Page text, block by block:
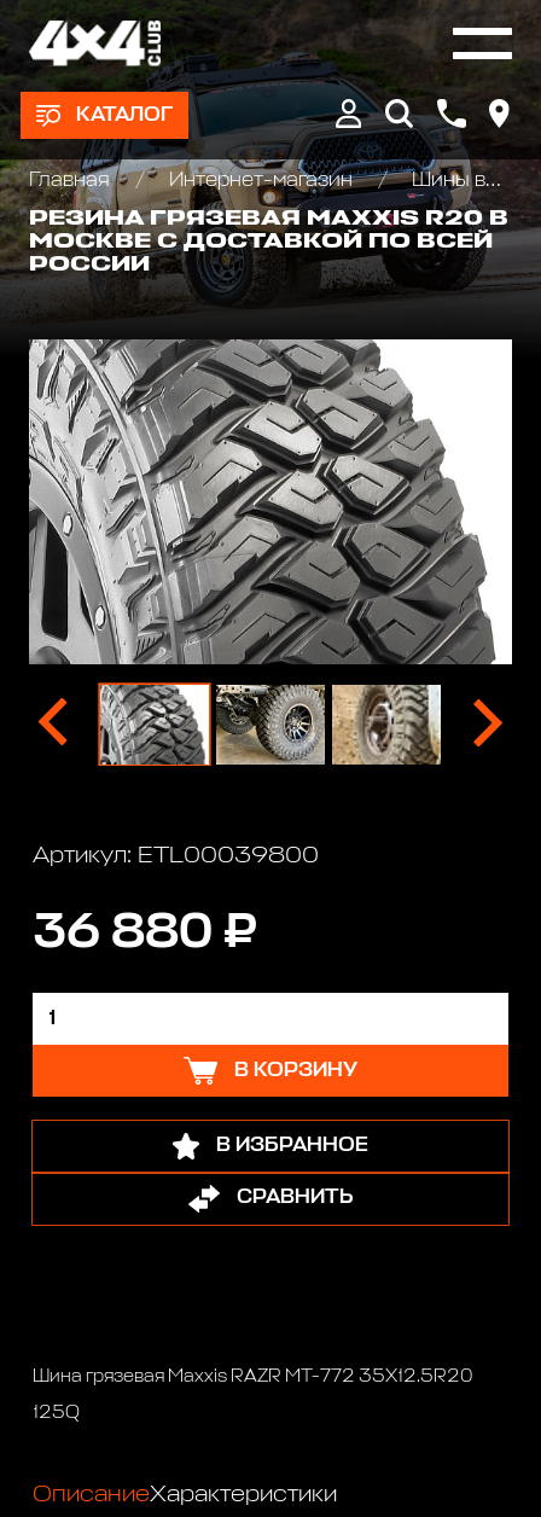
КАТАЛОГ
Главная Интернет-магазин
Шины всесезонные внедорожные
РЕЗИНА ГРЯЗЕВАЯ MAXXIS R20 В
МОСКВЕ С ДОСТАВКОЙ ПО ВСЕЙ
РОССИИ
Артикул: ETL00039800
36 880 ₽
В КОРЗИНУ
В ИЗБРАННОЕ
СРАВНИТЬ
Шина грязевая Maxxis RAZR MT-772 35X12.5R20
125Q
ОписаниеХарактеристики